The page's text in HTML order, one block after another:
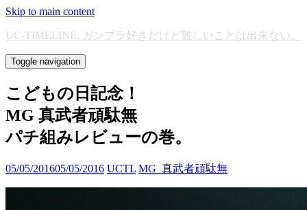
Skip to main content
UC-TIMELINE. ガンプラ好きだけど難しいことは出来ない。
Toggle navigation
こどもの日記念！
MG 真武者頑駄無
パチ組みレビューの巻。
05/05/201605/05/2016 UCTL MG_真武者頑駄無